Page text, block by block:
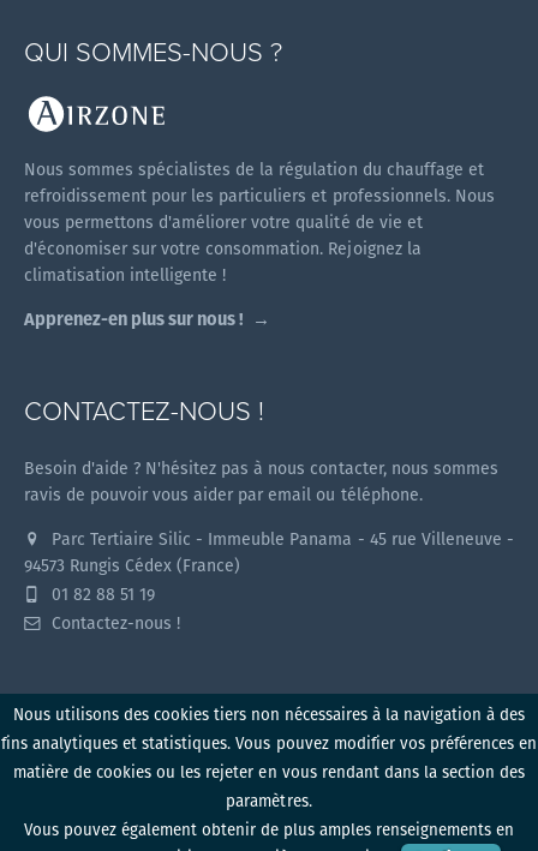
Nous utilisons des cookies tiers non nécessaires à la navigation à des
fins analytiques et statistiques. Vous pouvez modifier vos préférences en
matière de cookies ou les rejeter en vous rendant dans la section des
paramètres.
Vous pouvez également obtenir de plus amples renseignements en
QUI SOMMES-NOUS ?
Nous sommes spécialistes de la régulation du chauffage et
refroidissement pour les particuliers et professionnels. Nous
vous permettons d'améliorer votre qualité de vie et
d'économiser sur votre consommation. Rejoignez la
climatisation intelligente !
Apprenez-en plus sur nous !
CONTACTEZ-NOUS !
Besoin d'aide ? N'hésitez pas à nous contacter, nous sommes
ravis de pouvoir vous aider par email ou téléphone.
Parc Tertiaire Silic - Immeuble Panama - 45 rue Villeneuve -
94573 Rungis Cédex (France)
01 82 88 51 19
Contactez-nous !
Myzone v1.2.0 (2026)
Politique de confidentialité
Conditions d'utilisation
Mentions légales
Politique de cookies
Produit